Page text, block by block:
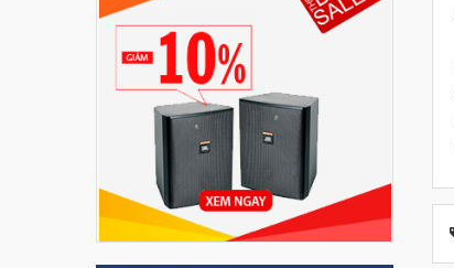
Liên hệ
Loa Party House MF15
Liên hệ
Loa Party House MF12
Liên hệ